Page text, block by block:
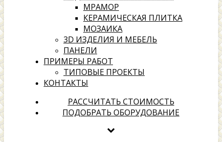
МРАМОР
КЕРАМИЧЕСКАЯ ПЛИТКА
МОЗАИКА
3D ИЗДЕЛИЯ И МЕБЕЛЬ
ПАНЕЛИ
ПРИМЕРЫ РАБОТ
ТИПОВЫЕ ПРОЕКТЫ
КОНТАКТЫ
хамамах
Выбери надежного подрядчика для создания своей
РАССЧИТАТЬ СТОИМОСТЬ
ПОДОБРАТЬ ОБОРУДОВАНИЕ